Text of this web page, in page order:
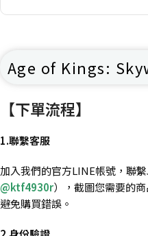
Age of Kings:
【下單流程】
1.聯繫客服
加入我們的官方LINE帳號，聯
@ktf4930r），截圖您需要的
避免購買錯誤。